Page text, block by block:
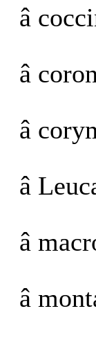
â
â
â
â
â
â